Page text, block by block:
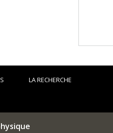
LA RECHERCHE